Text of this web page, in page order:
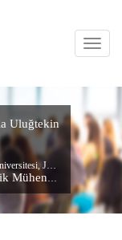
Uluğtekin
: İstanbul Teknik Üniversitesi, Jeodezi Ve Fotogrametri Mühendisliği (dr) (Doktora)
Bölümü